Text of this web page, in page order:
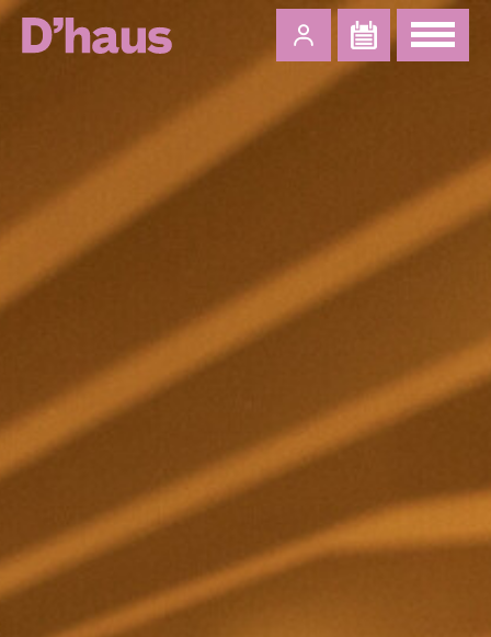
Zum Hauptinhalt springen Zum Footer springen